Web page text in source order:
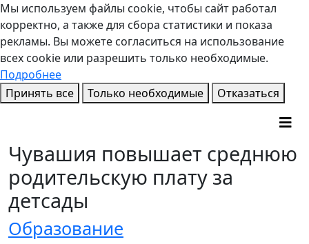
Мы используем файлы cookie, чтобы сайт работал
корректно, а также для сбора статистики и показа
рекламы. Вы можете согласиться на использование
всех cookie или разрешить только необходимые.
Подробнее
Принять все
Только необходимые Отказаться
Чувашия повышает среднюю
родительскую плату за
детсады
Образование